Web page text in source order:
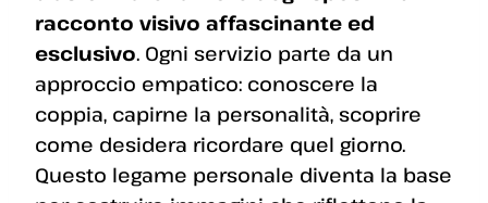
racconto visivo affascinante ed
esclusivo. Ogni servizio parte da un
approccio empatico: conoscere la
coppia, capirne la personalità, scoprire
come desidera ricordare quel giorno.
Questo legame personale diventa la base